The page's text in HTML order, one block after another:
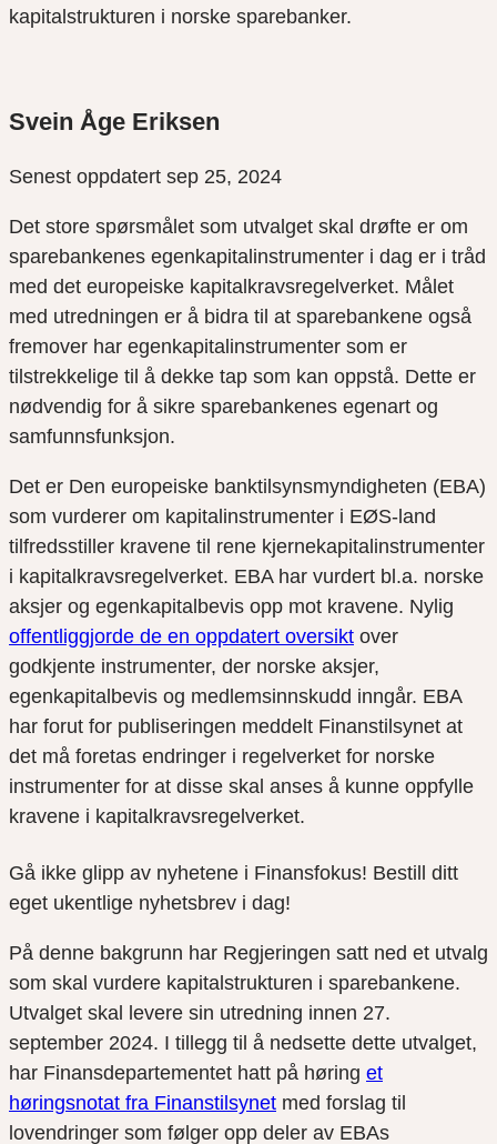
kapitalstrukturen i norske sparebanker.
Svein Åge Eriksen
Senest oppdatert sep 25, 2024
Det store spørsmålet som utvalget skal drøfte er om
sparebankenes egenkapitalinstrumenter i dag er i tråd
med det europeiske kapitalkravsregelverket. Målet
med utredningen er å bidra til at sparebankene også
fremover har egenkapitalinstrumenter som er
tilstrekkelige til å dekke tap som kan oppstå. Dette er
nødvendig for å sikre sparebankenes egenart og
samfunnsfunksjon.
Det er Den europeiske banktilsynsmyndigheten (EBA)
som vurderer om kapitalinstrumenter i EØS-land
tilfredsstiller kravene til rene kjernekapitalinstrumenter
i kapitalkravsregelverket. EBA har vurdert bl.a. norske
aksjer og egenkapitalbevis opp mot kravene. Nylig
offentliggjorde de en oppdatert oversikt over
godkjente instrumenter, der norske aksjer,
egenkapitalbevis og medlemsinnskudd inngår. EBA
har forut for publiseringen meddelt Finanstilsynet at
det må foretas endringer i regelverket for norske
instrumenter for at disse skal anses å kunne oppfylle
kravene i kapitalkravsregelverket.
Gå ikke glipp av nyhetene i Finansfokus! Bestill ditt
eget ukentlige nyhetsbrev i dag!
På denne bakgrunn har Regjeringen satt ned et utvalg
som skal vurdere kapitalstrukturen i sparebankene.
Utvalget skal levere sin utredning innen 27.
september 2024. I tillegg til å nedsette dette utvalget,
har Finansdepartementet hatt på høring et
høringsnotat fra Finanstilsynet med forslag til
lovendringer som følger opp deler av EBAs